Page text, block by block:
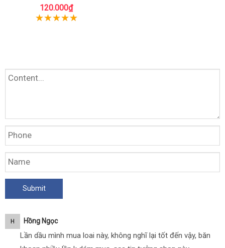
120.000₫
H Hồng Ngọc
Lần dầu mình mua loai này, không nghĩ lại tốt đến vậy, băn